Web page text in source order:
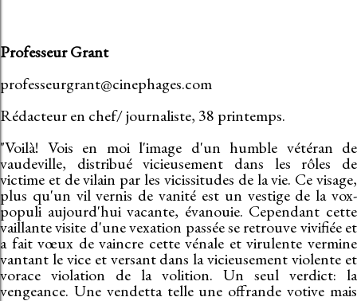
Professeur Grant
professeurgrant@cinephages.com
Rédacteur en chef/ journaliste, 38 printemps.
"Voilà! Vois en moi l'image d'un humble vétéran de
vaudeville, distribué vicieusement dans les rôles de
victime et de vilain par les vicissitudes de la vie. Ce visage,
plus qu'un vil vernis de vanité est un vestige de la vox-
populi aujourd'hui vacante, évanouie. Cependant cette
vaillante visite d'une vexation passée se retrouve vivifiée et
a fait vœux de vaincre cette vénale et virulente vermine
vantant le vice et versant dans la vicieusement violente et
vorace violation de la volition. Un seul verdict: la
vengeance. Une vendetta telle une offrande votive mais